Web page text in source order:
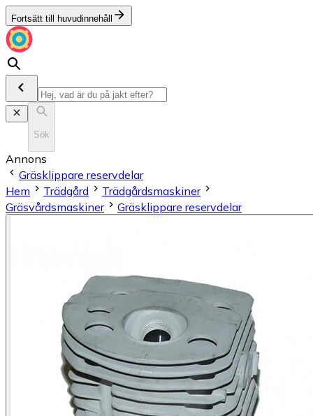
Fortsätt till huvudinnehåll
Sök
Annons
Gräsklippare reservdelar
Hem
Trädgård
Trädgårdsmaskiner
Gräsvårdsmaskiner
Gräsklippare reservdelar